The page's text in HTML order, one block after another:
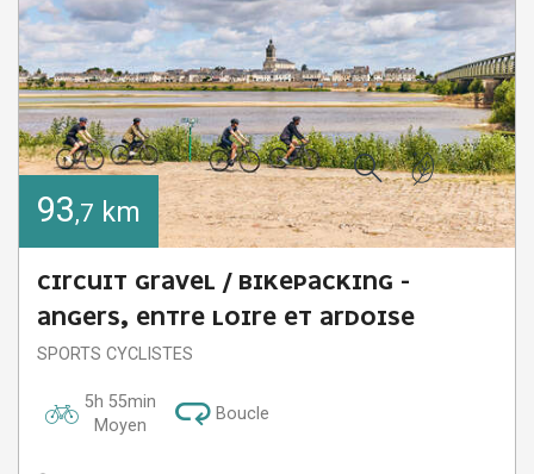
Recherche
93,7 km
CIRCUIT GRAVEL / BIKEPACKING -
ANGERS, ENTRE LOIRE ET ARDOISE
SPORTS CYCLISTES
5h 55min
Moyen
Boucle